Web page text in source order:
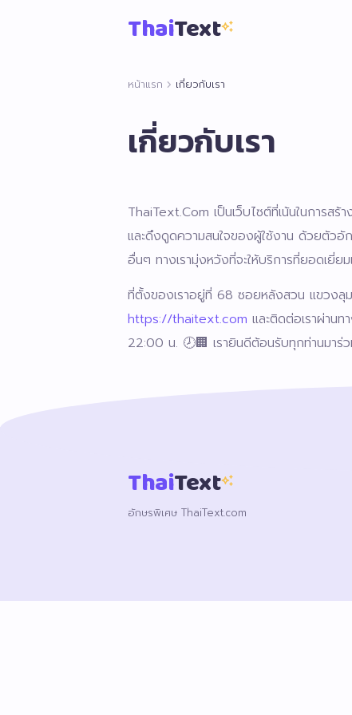
ThaiTextauto_awesome
หน้าแรก chevron_right เกี่ยวกับเรา
เกี่ยวกับเรา
ThaiText.Com เป็นเว็บไซต์ที่เน้นในการส
และดึงดูดความสนใจของผู้ใช้งาน ด้วยตัวอั
อื่นๆ ทางเรามุ่งหวังที่จะให้บริการที่ยอดเยี่ย
ที่ตั้งของเราอยู่ที่ 68 ซอยหลังสวน แขวงลุ
https://thaitext.com และติดต่อเราผ่านท
22:00 น. 🕗🏢 เรายินดีต้อนรับทุกท่านมาร่
ThaiTextauto_awesome
อักษรพิเศษ ThaiText.com